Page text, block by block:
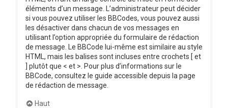
éléments d’un message. L’administrateur peut décider
si vous pouvez utiliser les BBCodes, vous pouvez aussi
les désactiver dans chacun de vos messages en
utilisant l’option appropriée du formulaire de rédaction
de message. Le BBCode lui-même est similaire au style
HTML, mais les balises sont incluses entre crochets [ et
] plutôt que < et >. Pour plus d’informations sur le
BBCode, consultez le guide accessible depuis la page
de rédaction de message.
Haut